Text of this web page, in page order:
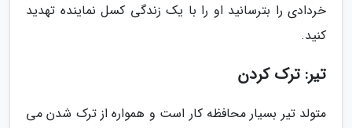
خردادی را بترسانید او را با یک زندگی کسل نماینده تهدید
کنید.
تیر: ترک کردن
متولد تیر بسیار محافظه کار است و همواره از ترک شدن می